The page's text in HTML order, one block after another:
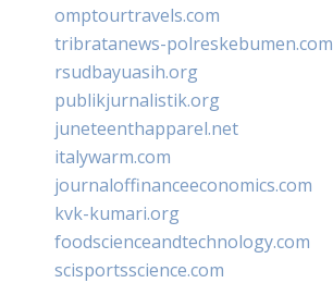
omptourtravels.com
tribratanews-polreskebumen.com
rsudbayuasih.org
publikjurnalistik.org
juneteenthapparel.net
italywarm.com
journaloffinanceeconomics.com
kvk-kumari.org
foodscienceandtechnology.com
scisportsscience.com